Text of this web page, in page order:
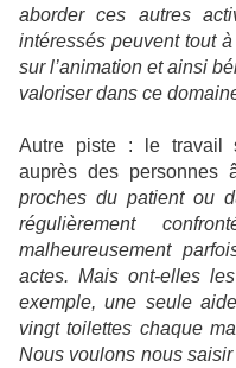
aborder ces autres
intéressés peuvent tout
sur l’animation et ainsi
valoriser dans ce
Autre piste : le travail
auprès des personnes
proches du patient ou
régulièrement
malheureusement
actes. Mais ont-elles
exemple, une seule
vingt toilettes chaque
Nous voulons nous